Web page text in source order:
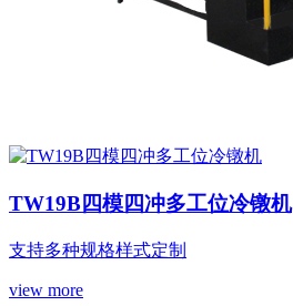
TW19B四模四冲多工位冷镦机
支持多种规格样式定制
view more